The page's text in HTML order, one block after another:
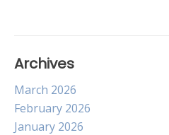
Archives
March 2026
February 2026
January 2026